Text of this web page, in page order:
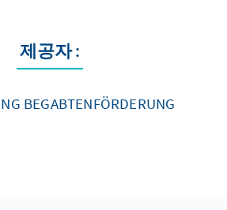
제공자 :
BEGABTENFÖRDERUNG